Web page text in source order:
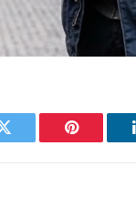
Twitter Pinterest